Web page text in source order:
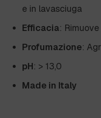
e in lavasciuga
Efficacia:
Profumazione:
pH: > 13,0
Made in Italy